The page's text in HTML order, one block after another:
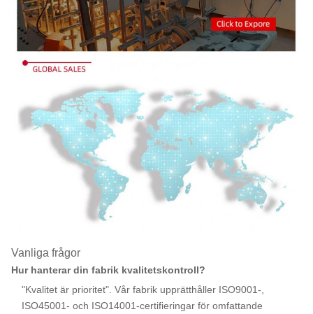
Vanliga frågor
Hur hanterar din fabrik kvalitetskontroll?
"Kvalitet är prioritet". Vår fabrik upprätthåller ISO9001-,
ISO45001- och ISO14001-certifieringar för omfattande